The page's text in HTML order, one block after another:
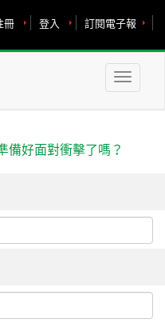
訂閱電子報
登入
冊
Toggle
備好面對衝擊了嗎？